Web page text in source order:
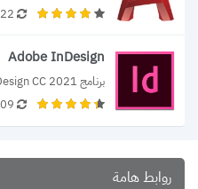
Adobe InDesign
برنامج InDesign CC 2021 هو من منتجات...
روابط هامة